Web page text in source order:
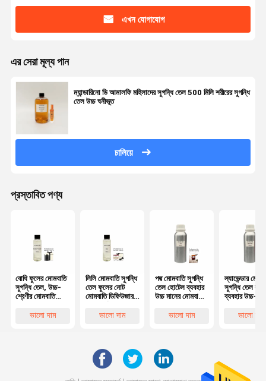
এখন যোগাযোগ
এর সেরা মূল্য পান
ম্যান্ডারিনো ডি আমালফি মহিলাদের সুগন্ধি তেল 500 মিলি শরীরের সুগন্ধি
তেল উচ্চ ঘনীভূত
চালিয়ে
প্রস্তাবিত পণ্য
বোধি ফুলের মোমবাতি
সুগন্ধি তেল, উচ্চ-
শ্রেণীর মোমবাতি
ভালো দাম
লিলি মোমবাতি সুগন্ধি
তেল ফুলের নোট
মোমবাতি ডিফিউজার
ভালো দাম
পদ্ম মোমবাতি সুগন্ধি
তেল হোটেল ব্যবহার
উচ্চ মানের মোমবাতি
ভালো দাম
ল্যাভেন্ডার
সুগন্ধি তেল
ব্যবহার উচ্চ-
ভালো দাম